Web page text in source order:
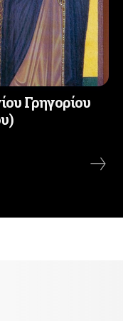
Γρηγορίου